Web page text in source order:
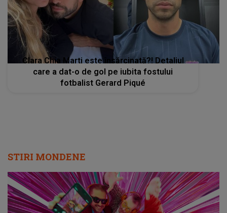
Clara Chia Marti este însărcinată?! Detaliul
care a dat-o de gol pe iubita fostului
fotbalist Gerard Piqué
STIRI MONDENE